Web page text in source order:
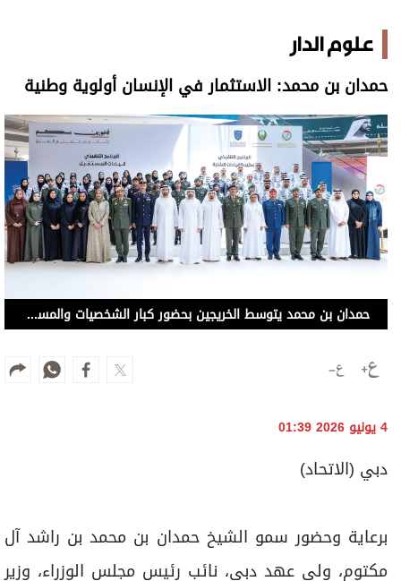
علوم الدار
حمدان بن محمد: الاستثمار في الإنسان أولوية وطنية
حمدان بن محمد يتوسط الخريجين بحضور كبار الشخصيات والمسؤولين والقيادات (من المصدر)
4 يونيو 2026 01:39
دبي (الاتحاد)
برعاية وحضور سمو الشيخ حمدان بن محمد بن راشد آل
مكتوم، ولي عهد دبي، نائب رئيس مجلس الوزراء، وزير